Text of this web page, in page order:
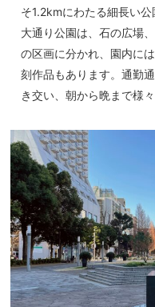
そ1.2kmにわたる細長い
大通り公園は、石の広場
の区画に分かれ、園内に
刻作品もあります。通勤
き交い、朝から晩まで様